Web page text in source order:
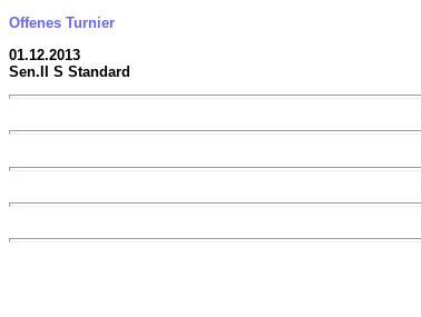
Offenes Turnier
01.12.2013
Sen.II S Standard